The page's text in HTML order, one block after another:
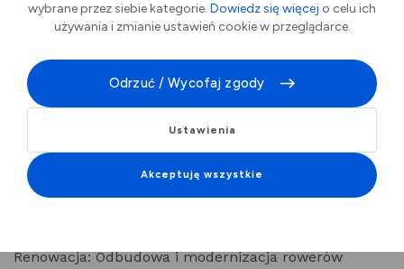
Serwis Specjalistyczny i naprawa rowerów miejskich i
holenderskich (piasty wielobiegowe, hamulce
rolkowe, pełne osłony).
Odbiór i Dostawa (Door-to-Door): Transport roweru od
i do klienta (Legnica i okolice) po przedpłacie online.
Zabezpieczanie: Oklejanie lakieru folią ochronną
(punktowo lub całościowo).
Renowacja: Odbudowa i modernizacja rowerów
wybrane przez siebie kategorie. Dowiedz się więcej o celu ich
używania i zmianie ustawień cookie w przeglądarce.
Odrzuć / Wycofaj zgody
Ustawienia
Akceptuję wszystkie